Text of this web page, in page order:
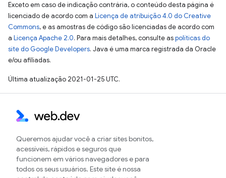
Exceto em caso de indicação contrária, o conteúdo desta página é
licenciado de acordo com a Licença de atribuição 4.0 do Creative
Commons, e as amostras de código são licenciadas de acordo com
a Licença Apache 2.0. Para mais detalhes, consulte aspolíticas do
site do Google Developers. Java é uma marca registrada da Oracle
e/ou afiliadas.
Última atualização 2021-01-25 UTC.
Queremos ajudar você a criar sites bonitos,
acessíveis, rápidos e seguros que
funcionem em vários navegadores e para
todos os seus usuários. Este site é nossa